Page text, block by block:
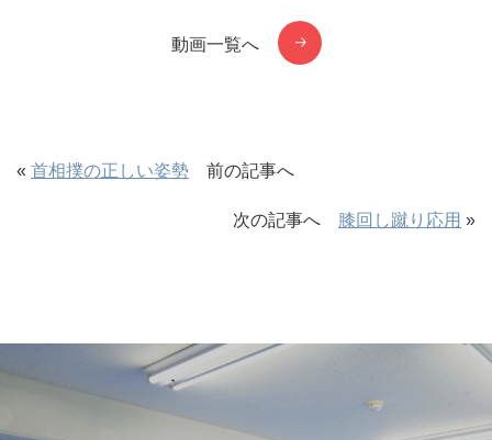
動画一覧へ
« 首相撲の正しい姿勢 前の記事へ
次の記事へ 膝回し蹴り応用 »